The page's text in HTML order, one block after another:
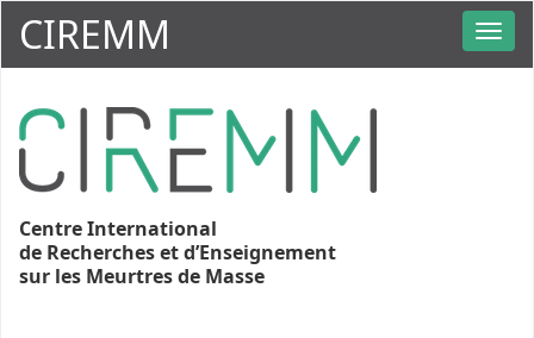
CIREMM
Centre International
de Recherches et d’Enseignement
sur les Meurtres de Masse